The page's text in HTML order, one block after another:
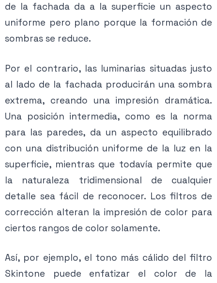
de la fachada da a la superficie un aspecto
uniforme pero plano porque la formación de
sombras se reduce.
Por el contrario, las luminarias situadas justo
al lado de la fachada producirán una sombra
extrema, creando una impresión dramática.
Una posición intermedia, como es la norma
para las paredes, da un aspecto equilibrado
con una distribución uniforme de la luz en la
superficie, mientras que todavía permite que
la naturaleza tridimensional de cualquier
detalle sea fácil de reconocer. Los filtros de
corrección alteran la impresión de color para
ciertos rangos de color solamente.
Así, por ejemplo, el tono más cálido del filtro
Skintone puede enfatizar el color de la